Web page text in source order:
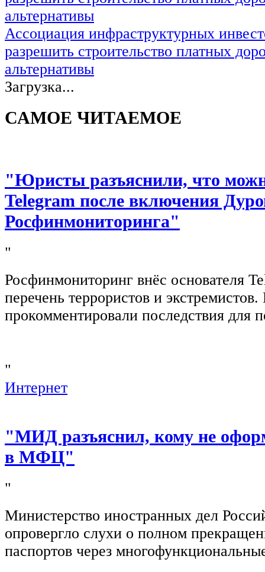
Ассоциация инфраструктурных
разрешить строительство платных
альтернативы
Загрузка...
САМОЕ ЧИТАЕМОЕ
"Юристы разъяснили, что
Telegram после включения
Росфинмониторинга"
"
Росфинмониторинг внёс основателя
перечень террористов и
прокомментировали последствия для
"
Интернет
"МИД разъяснил, кому не
в МФЦ"
"
Министерство иностранных дел
опровергло слухи о полном
паспортов через